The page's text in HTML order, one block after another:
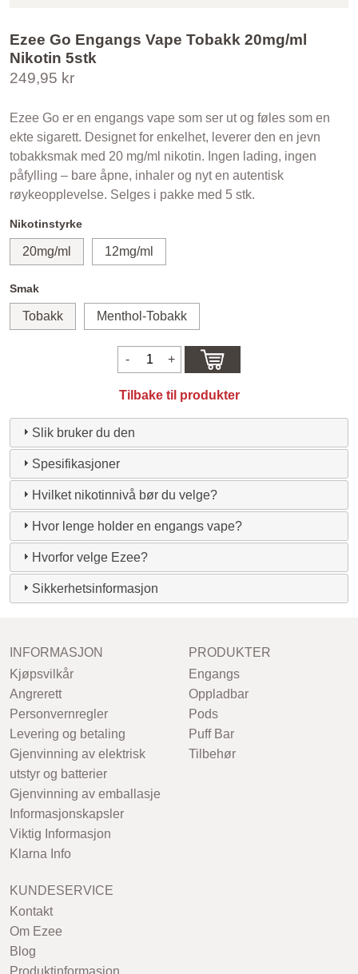
Ezee Go Engangs Vape Tobakk 20mg/ml
Nikotin 5stk
249,95 kr
Ezee Go er en engangs vape som ser ut og føles som en
ekte sigarett. Designet for enkelhet, leverer den en jevn
tobakksmak med 20 mg/ml nikotin. Ingen lading, ingen
påfylling – bare åpne, inhaler og nyt en autentisk
røykeopplevelse. Selges i pakke med 5 stk.
Nikotinstyrke
20mg/ml 12mg/ml
Smak
Tobakk Menthol-Tobakk
Tilbake til produkter
Slik bruker du den
Spesifikasjoner
Hvilket nikotinnivå bør du velge?
Hvor lenge holder en engangs vape?
Hvorfor velge Ezee?
Sikkerhetsinformasjon
INFORMASJON
Kjøpsvilkår
Angrerett
Personvernregler
Levering og betaling
Gjenvinning av elektrisk
utstyr og batterier
Gjenvinning av emballasje
Informasjonskapsler
Viktig Informasjon
Klarna Info
PRODUKTER
Engangs
Oppladbar
Pods
Puff Bar
Tilbehør
KUNDESERVICE
Kontakt
Om Ezee
Blog